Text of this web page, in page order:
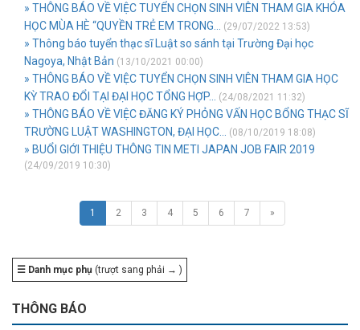
» THÔNG BÁO VỀ VIỆC TUYỂN CHỌN SINH VIÊN THAM GIA KHÓA
HỌC MÙA HÈ “QUYỀN TRẺ EM TRONG...
(29/07/2022 13:53)
» Thông báo tuyển thạc sĩ Luật so sánh tại Trường Đại học
Nagoya, Nhật Bản (13/10/2021 00:00)
» THÔNG BÁO VỀ VIỆC TUYỂN CHỌN SINH VIÊN THAM GIA HỌC
KỲ TRAO ĐỔI TẠI ĐẠI HỌC TỔNG HỢP...
(24/08/2021 11:32)
» THÔNG BÁO VỀ VIỆC ĐĂNG KÝ PHỎNG VẤN HỌC BỔNG THẠC SĨ
TRƯỜNG LUẬT WASHINGTON, ĐẠI HỌC...
(08/10/2019 18:08)
» BUỔI GIỚI THIỆU THÔNG TIN METI JAPAN JOB FAIR 2019
(24/09/2019 10:30)
1 2 3 4 5 6 7 »
☰ Danh mục phụ (trượt sang phải → )
THÔNG BÁO